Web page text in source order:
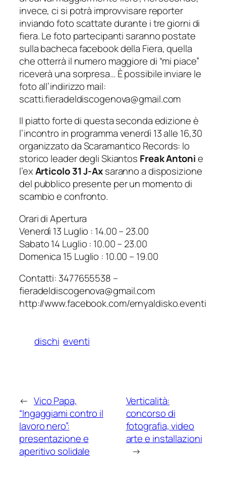
invece, ci si potrà improvvisare reporter
inviando foto scattate durante i tre giorni di
fiera. Le foto partecipanti saranno postate
sulla bacheca facebook della Fiera, quella
che otterrà il numero maggiore di “mi piace”
riceverà una sorpresa… È possibile inviare le
foto all’indirizzo mail:
scatti.fieradeldiscogenova@gmail.com
Il piatto forte di questa seconda edizione è
l’incontro in programma venerdì 13 alle 16,30
organizzato da Scaramantico Records: lo
storico leader degli Skiantos Freak Antonie
l’exArticolo 31 J-Axsaranno a disposizione
del pubblico presente per un momento di
scambio e confronto.
Orari di Apertura
Venerdì 13 Luglio : 14.00 – 23.00
Sabato 14 Luglio : 10.00 – 23.00
Domenica 15 Luglio : 10.00 – 19.00
Contatti: 3477655538 –
fieradeldiscogenova@gmail.com
http://www.facebook.com/ernyaldisko.eventi
dischi eventi
← Vico Papa,
“Ingaggiami contro il
lavoro nero”:
presentazione e
aperitivo solidale
Verticalità:
concorso di
fotografia, video
arte e installazioni
→